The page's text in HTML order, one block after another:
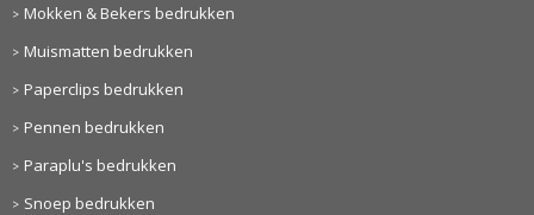
Mokken & Bekers bedrukken
Muismatten bedrukken
Paperclips bedrukken
Pennen bedrukken
Paraplu's bedrukken
Snoep bedrukken